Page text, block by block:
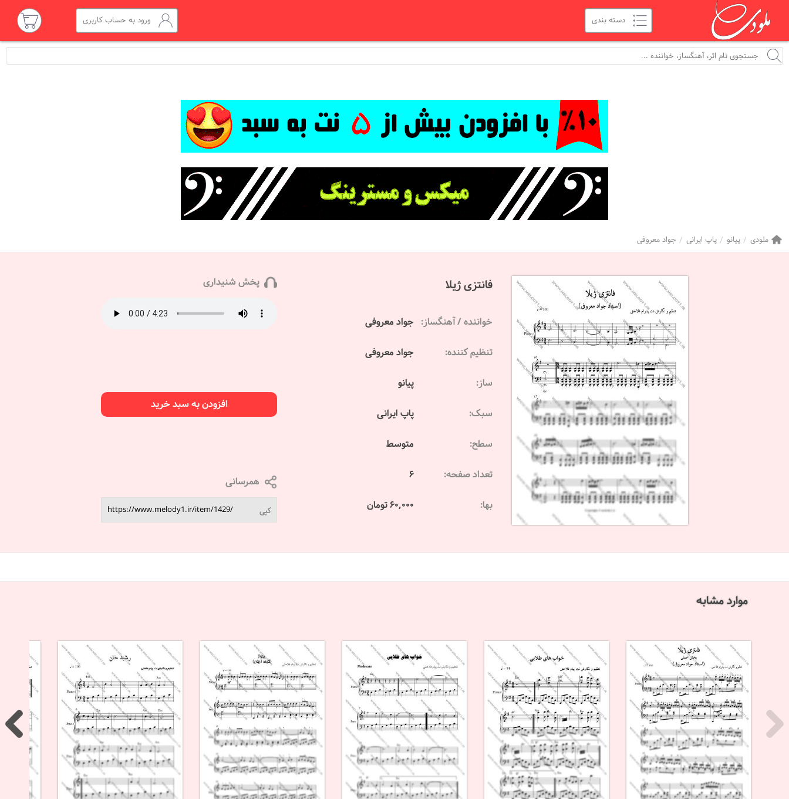
ورود به حساب کاربری
ملودی پیانو پاپ ایرانی جواد معروفی
فانتزی ژیلا
خواننده / آهنگساز: جواد معروفی
تنظیم کننده: جواد معروفی
ساز: پیانو
سبک: پاپ ایرانی
سطح: متوسط
تعداد صفحه: 6
بها: 60,000 تومان
پخش شنیداری
افزودن به سبد خرید
همرسانی
کپی
موارد مشابه